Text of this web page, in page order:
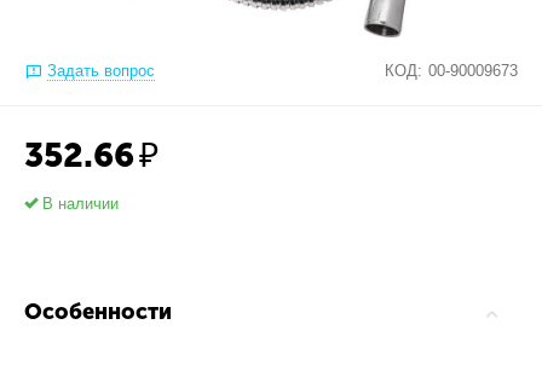
Задать вопрос КОД: 00-90009673
352.66₽
В наличии
Особенности